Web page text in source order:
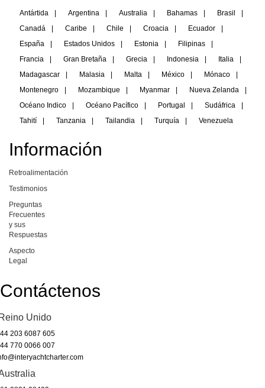
Antártida Argentina Australia Bahamas Brasil
Canadá
Caribe Chile Croacia Ecuador
España
Estados Unidos Estonia Filipinas
Francia
Gran Bretaña Grecia Indonesia Italia
Madagascar
Malasia Malta México Mónaco
Montenegro
Mozambique Myanmar Nueva Zelanda
Océano Indico
Océano Pacífico Portugal Sudáfrica
Tahití
Tanzania Tailandia Turquía Venezuela
Información
Retroalimentación
Testimonios
Preguntas
Frecuentes
y sus
Respuestas
Aspecto
Legal
Contáctenos
Unido
203 6087 605
770 0066 007